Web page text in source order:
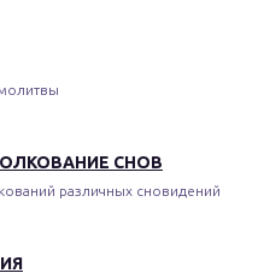
СНОВ
различных сновидений